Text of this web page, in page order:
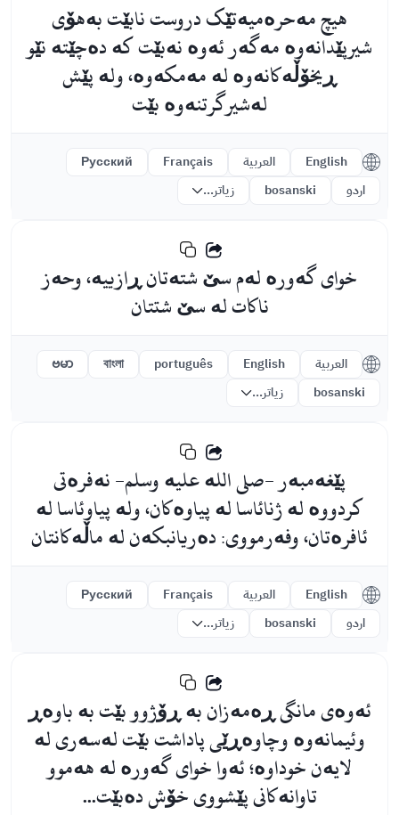
هیچ مەحرەمیەتێک دروست نابێت بەهۆی
شیرپێدانەوە مەگەر ئەوە نەبێت کە دەچێتە نێو
ڕیخۆڵەکانەوە لە مەمکەوە، ولە پێش
لەشیرگرتنەوە بێت
English العربية Français
Русский
اردو
bosanski زیاتر...
خوای گەورە لەم سێ شتەتان ڕازییە، وحەز
ناكات لە سێ شتتان
العربية English
português
বাংলা
ဗမာ
bosanski
زیاتر...
پێغەمبەر -صلى اللە علیە وسلم- نەفرەتی
کردووە لە ژنائاسا لە پیاوەکان، ولە پیاوئاسا لە
ئافرەتان، وفەرمووی: دەریانبکەن لە ماڵەکانتان
English العربية Français
Русский
اردو
bosanski زیاتر...
ئەوەی مانگی ڕەمەزان بە ڕۆژوو بێت بە باوەڕ
وئیمانەوە وچاوەڕێی پاداشت بێت لەسەری لە
لایەن خوداوە؛ ئەوا خوای گەورە لە هەموو
تاوانەکانی پێشووی خۆش دەبێت...